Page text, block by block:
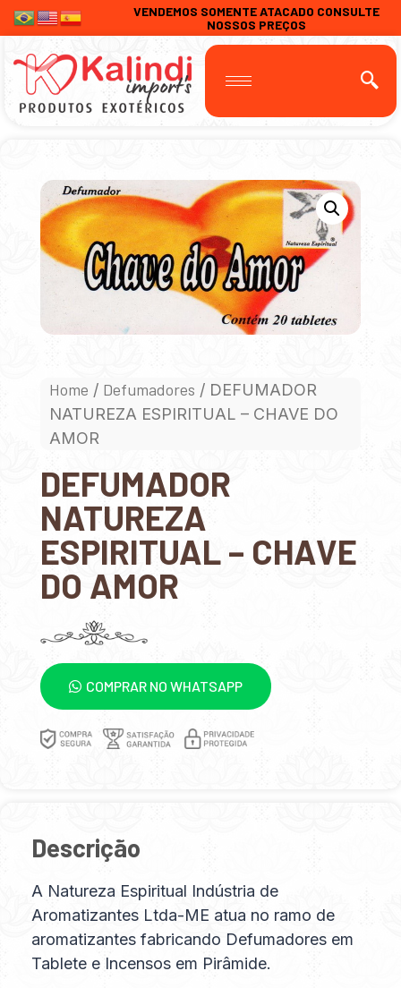
VENDEMOS SOMENTE ATACADO CONSULTE
NOSSOS PREÇOS
Home / Defumadores / DEFUMADOR
NATUREZA ESPIRITUAL – CHAVE DO
AMOR
DEFUMADOR
NATUREZA
ESPIRITUAL – CHAVE
DO AMOR
COMPRAR NO WHATSAPP
Descrição
A Natureza Espiritual Indústria de
Aromatizantes Ltda-ME atua no ramo de
aromatizantes fabricando Defumadores em
Tablete e Incensos em Pirâmide.